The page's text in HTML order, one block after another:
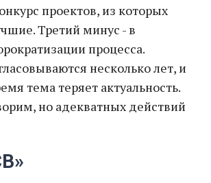
проектов, из которых
Третий минус - в
процесса.
несколько лет, и
тема теряет актуальность.
но адекватных действий